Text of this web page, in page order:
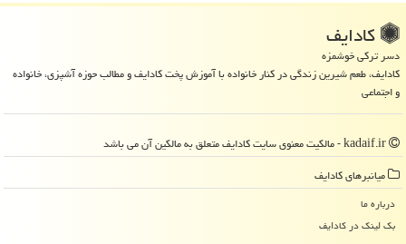
كادایف
دسر ترکی خوشمزه
کادایف، طعم شیرین زندگی در کنار خانواده با آموزش پخت کادایف و مطالب حوزه آشپزی، خانواده
و اجتماعی
میانبرهای كادایف
درباره ما
بک لینک در كادایف